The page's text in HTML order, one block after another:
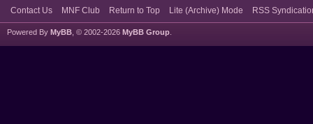
Contact Us MNF Club Return to Top Lite (Archive) Mode RSS
Powered By MyBB , © 2002-2026 MyBB Group